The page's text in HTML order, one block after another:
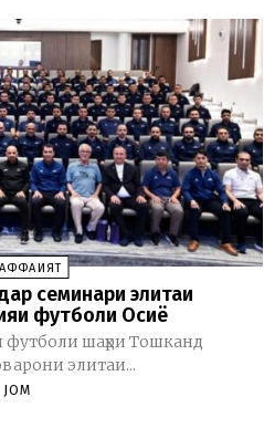
семинари элитаи
футболи Осиё
шаҳри Тошканд
элитаи...
JOM